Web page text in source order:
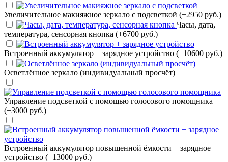
Увеличительное макияжное зеркало с подсветкой (+2950 руб.)
Часы, дата,
температура, сенсорная кнопка (+6700 руб.)
Встроенный аккумулятор + зарядное устройство (+10600 руб.)
Осветлённое зеркало (индивидуальный просчёт)
Управление подсветкой с помощью голосового помощника
(+3000 руб.)
Встроенный аккумулятор повышенной ёмкости + зарядное
устройство (+13000 руб.)